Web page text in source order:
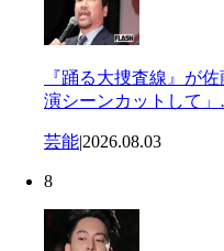
『踊る大捜査線』が
演シーンカットして
芸能|2026.08.03
8